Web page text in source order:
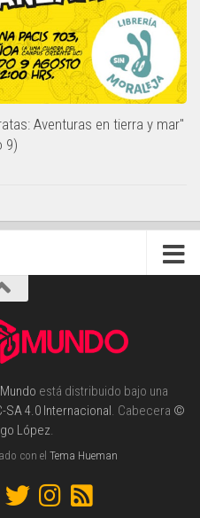
Aventuras en tierra y mar"
9)
está distribuido bajo una
SA 4.0 Internacional. Cabecera ©
López.
con elTema Hueman